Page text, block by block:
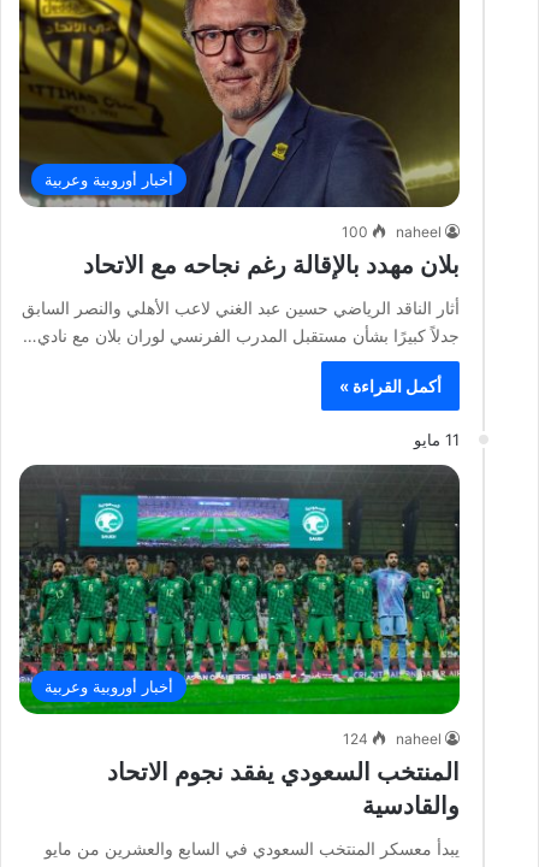
أخبار أوروبية وعربية
naheel
100
بلان مهدد بالإقالة رغم نجاحه مع الاتحاد
أثار الناقد الرياضي حسين عبد الغني لاعب الأهلي والنصر السابق
جدلاً كبيرًا بشأن مستقبل المدرب الفرنسي لوران بلان مع نادي…
أكمل القراءة »
11 مايو
أخبار أوروبية وعربية
naheel
124
المنتخب السعودي يفقد نجوم الاتحاد
والقادسية
يبدأ معسكر المنتخب السعودي في السابع والعشرين من مايو